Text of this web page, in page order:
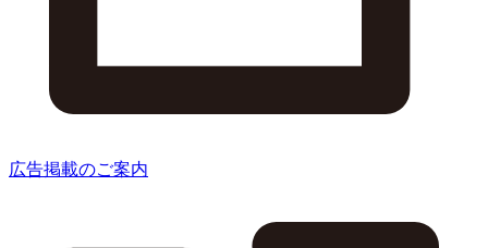
広告掲載のご案内